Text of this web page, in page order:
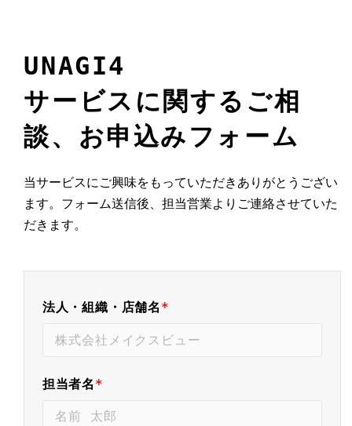
UNAGI4
サービスに関するご相
談、 お申込みフォーム
当サービスにご興味をもっていただきありがとうござい
ます。 フォーム送信後、担当営業よりご連絡させていた
だきます。
法人・組織・店舗名 *
担当者名 *